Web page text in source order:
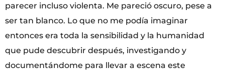
parecer incluso violenta. Me pareció oscuro, pese a
ser tan blanco. Lo que no me podía imaginar
entonces era toda la sensibilidad y la humanidad
que pude descubrir después, investigando y
documentándome para llevar a escena este